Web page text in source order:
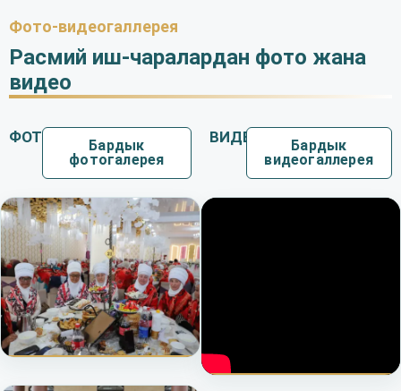
Фото-видеогаллерея
Расмий иш-чаралардан фото жана
видео
ФОТО
Бардык
фотогалерея
ВИДЕО
Бардык
видеогаллерея